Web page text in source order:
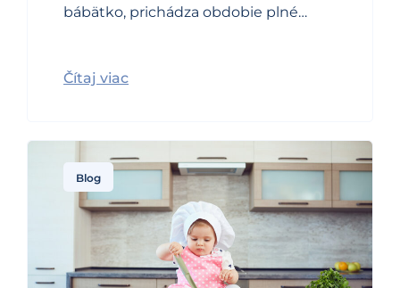
bábätko, prichádza obdobie plné…
Čítaj viac
Blog